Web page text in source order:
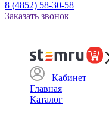
8 (4852) 58-30-58
Заказать звонок
Кабинет
Главная
Каталог